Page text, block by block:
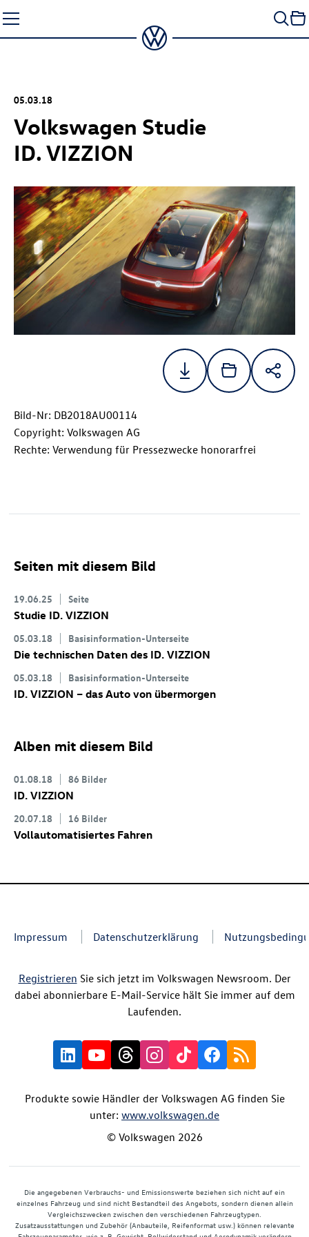
Seiteninhalt
springen
05.03.18
Volkswagen Studie
ID. VIZZION
Bild-Nr: DB2018AU00114
Copyright: Volkswagen AG
Rechte: Verwendung für Pressezwecke honorarfrei
Seiten mit diesem Bild
19.06.25 Seite
Studie ID. VIZZION
05.03.18 Basisinformation-Unterseite
Die technischen Daten des ID. VIZZION
05.03.18 Basisinformation-Unterseite
ID. VIZZION – das Auto von übermorgen
Alben mit diesem Bild
01.08.18 86 Bilder
ID. VIZZION
20.07.18 16 Bilder
Vollautomatisiertes Fahren
Impressum Datenschutzerklärung
Registrieren Sie sich jetzt im Volkswagen Newsroom. Der
dabei abonnierbare E-Mail-Service hält Sie immer auf dem
Laufenden.
Produkte sowie Händler der Volkswagen AG finden Sie
unter: www.volkswagen.de
© Volkswagen 2026
Die angegebenen Verbrauchs- und Emissionswerte beziehen sich nicht auf ein
einzelnes Fahrzeug und sind nicht Bestandteil des Angebots, sondern dienen allein
Vergleichszwecken zwischen den verschiedenen Fahrzeugtypen.
Zusatzausstattungen und Zubehör (Anbauteile, Reifenformat usw.) können relevante